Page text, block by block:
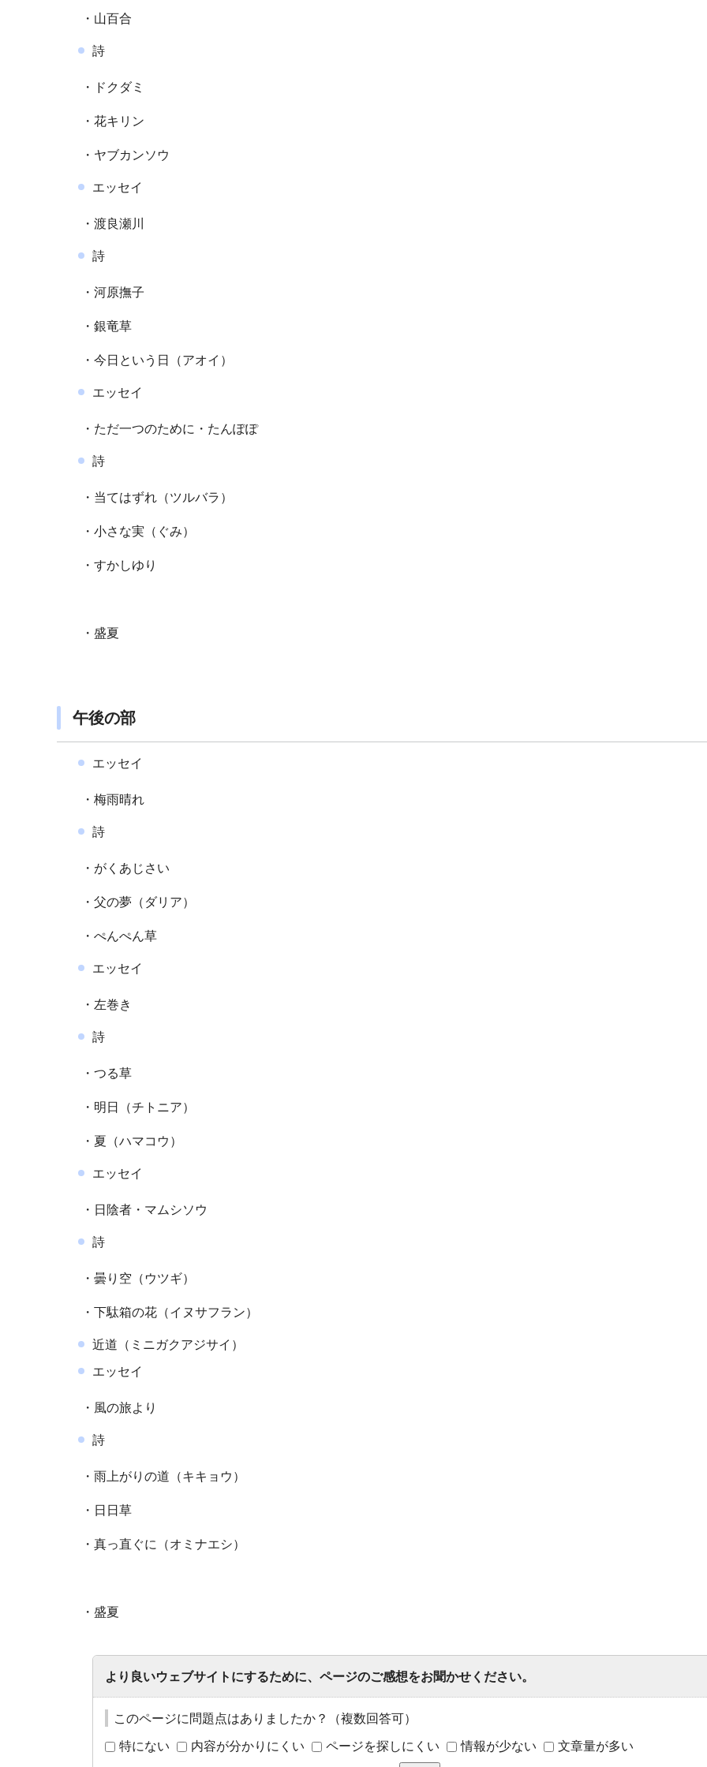
・山百合
詩
・ドクダミ
・花キリン
・ヤブカンソウ
エッセイ
・渡良瀬川
詩
・河原撫子
・銀竜草
・今日という日（アオイ）
エッセイ
・ただ一つのために・たんぽぽ
詩
・当てはずれ（ツルバラ）
・小さな実（ぐみ）
・すかしゆり
・盛夏
午後の部
エッセイ
・梅雨晴れ
詩
・がくあじさい
・父の夢（ダリア）
・ぺんぺん草
エッセイ
・左巻き
詩
・つる草
・明日（チトニア）
・夏（ハマコウ）
エッセイ
・日陰者・マムシソウ
詩
・曇り空（ウツギ）
・下駄箱の花（イヌサフラン）
近道（ミニガクアジサイ）
エッセイ
・風の旅より
詩
・雨上がりの道（キキョウ）
・日日草
・真っ直ぐに（オミナエシ）
・盛夏
より良いウェブサイトにするために、ページのご感想をお聞かせください。
このページに問題点はありましたか？（複数回答可）
特にない 内容が分かりにくい ページを探しにくい 情報が少ない
文章量が多い